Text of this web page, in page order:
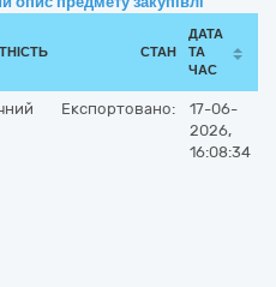
СТАН
ДАТА
ТА
ЧАС
Експортовано:
17-06-
2026,
16:08:34